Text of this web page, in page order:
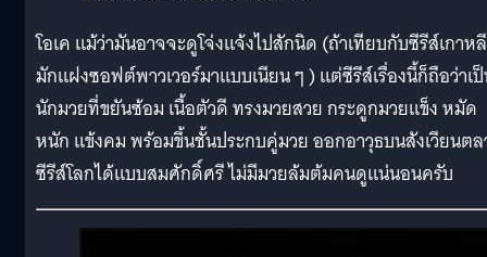
โอเค แม้ว่ามันอาจจะดูโจ่งแจ้งไปสักนิด (ถ้าเทียบกับซีรีส์เกาห
มักแฝงซอฟต์พาวเวอร์มาแบบเนียน ๆ ) แต่ซีรีส์เรื่องนี้ก็ถือว่าเ
นักมวยที่ขยันซ้อม เนื้อตัวดี ทรงมวยสวย กระดูกมวยแข็ง หมัด
หนัก แข้งคม พร้อมขึ้นชั้นประกบคู่มวย ออกอาวุธบนสังเวียนต
ซีรีส์โลกได้แบบสมศักดิ์ศรี ไม่มีมวยล้มต้มคนดูแน่นอนครับ